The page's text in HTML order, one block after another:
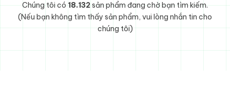
Chúng tôi có 18.132sản phẩm đang chờ bạn tìm kiếm.
(Nếu bạn không tìm thấy sản phẩm, vui lòng nhắn tin cho
chúng tôi)